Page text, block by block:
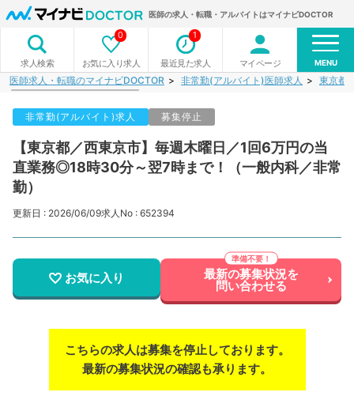
医師の求人・転職・アルバイトはマイナビDOCTOR
求人検索 お気に入り求人
0
最近見た求人
1
マイページ MENU
医師求人・転職のマイナビDOCTOR 非常勤(アルバイト)医師求人 東京都
非常勤(アルバイト)求人 募集停止
【東京都／西東京市】毎週木曜日／1回6万円の当
直業務◎18時30分～翌7時まで！（一般内科／非常
勤）
更新日 : 2026/06/09求人No : 652394
お気に入り 最新の募集状況を
問い合わせる
こちらの求人は募集を停止しております。
最新の募集状況の確認も承ります。